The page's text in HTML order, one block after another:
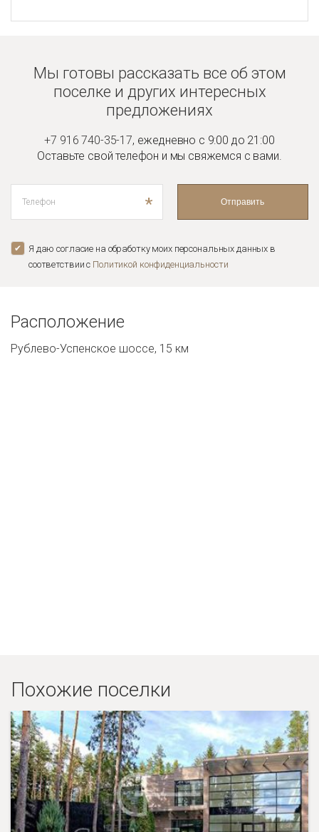
Мы готовы рассказать все об этом
поселке и других интересных
предложениях
+7 916 740-35-17, ежедневно с 9:00 до 21:00
Оставьте свой телефон и мы свяжемся с вами.
* Отправить
Я даю согласие на обработку моих персональных данных в
соответствии с Политикой конфиденциальноcти
Расположение
Рублево-Успенское шоссе, 15 км
Похожие поселки